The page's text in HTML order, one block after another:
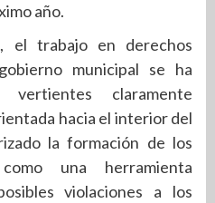
año.
el trabajo en derechos
municipal se ha
claramente
hacia el interior del
la formación de los
una herramienta
violaciones a los